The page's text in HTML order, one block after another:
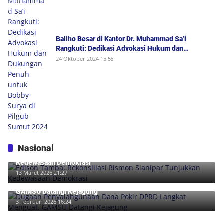
Baliho Besar di Kantor Dr. Muhammad Sa’i
Rangkuti: Dedikasi Advokasi Hukum dan
Dukungan Penuh untuk Bobby-Surya di Pilgub
24 Oktober 2024 15:56
Nasional
Edison Tamba: Rekonsiliasi Rismon Sianipar Tunjukkan
Kedewasaan Demokrasi
13 Maret 2026 21:27
Dugaan Penyalahgunaan Dana Pokir DPRD Langkat Menguat,
GAMSU Datangi Kejagung
3 Februari 2026 16:24